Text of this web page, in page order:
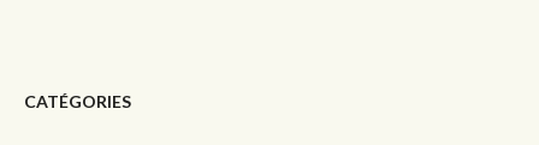
CATÉGORIES